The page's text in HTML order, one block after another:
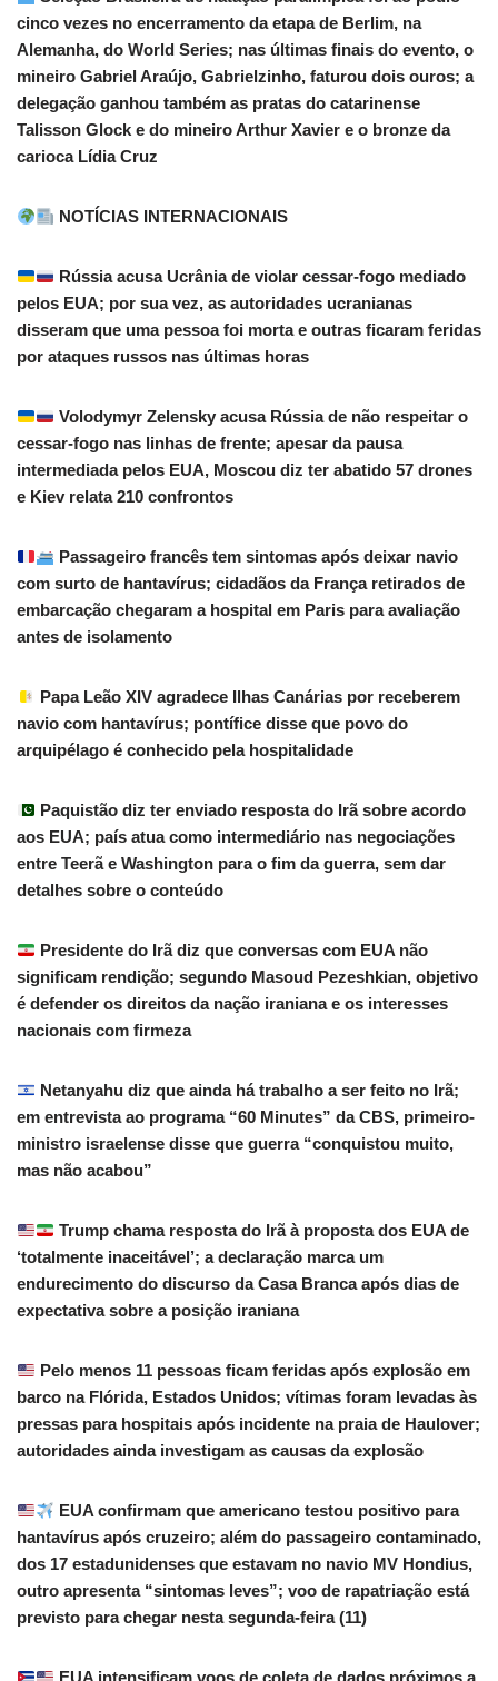
cinco vezes no encerramento da etapa de Berlim, na
Alemanha, do World Series; nas últimas finais do evento, o
mineiro Gabriel Araújo, Gabrielzinho, faturou dois ouros; a
delegação ganhou também as pratas do catarinense
Talisson Glock e do mineiro Arthur Xavier e o bronze da
carioca Lídia Cruz
NOTÍCIAS INTERNACIONAIS
Rússia acusa Ucrânia de violar cessar-fogo mediado
pelos EUA; por sua vez, as autoridades ucranianas
disseram que uma pessoa foi morta e outras ficaram feridas
por ataques russos nas últimas horas
Volodymyr Zelensky acusa Rússia de não respeitar o
cessar-fogo nas linhas de frente; apesar da pausa
intermediada pelos EUA, Moscou diz ter abatido 57 drones
e Kiev relata 210 confrontos
Passageiro francês tem sintomas após deixar navio
com surto de hantavírus; cidadãos da França retirados de
embarcação chegaram a hospital em Paris para avaliação
antes de isolamento
Papa Leão XIV agradece Ilhas Canárias por receberem
navio com hantavírus; pontífice disse que povo do
arquipélago é conhecido pela hospitalidade
Paquistão diz ter enviado resposta do Irã sobre acordo
aos EUA; país atua como intermediário nas negociações
entre Teerã e Washington para o fim da guerra, sem dar
detalhes sobre o conteúdo
Presidente do Irã diz que conversas com EUA não
significam rendição; segundo Masoud Pezeshkian, objetivo
é defender os direitos da nação iraniana e os interesses
nacionais com firmeza
Netanyahu diz que ainda há trabalho a ser feito no Irã;
em entrevista ao programa “60 Minutes” da CBS, primeiro-
ministro israelense disse que guerra “conquistou muito,
mas não acabou”
Trump chama resposta do Irã à proposta dos EUA de
‘totalmente inaceitável’; a declaração marca um
endurecimento do discurso da Casa Branca após dias de
expectativa sobre a posição iraniana
Pelo menos 11 pessoas ficam feridas após explosão em
barco na Flórida, Estados Unidos; vítimas foram levadas às
pressas para hospitais após incidente na praia de Haulover;
autoridades ainda investigam as causas da explosão
EUA confirmam que americano testou positivo para
hantavírus após cruzeiro; além do passageiro contaminado,
dos 17 estadunidenses que estavam no navio MV Hondius,
outro apresenta “sintomas leves”; voo de rapatriação está
previsto para chegar nesta segunda-feira (11)